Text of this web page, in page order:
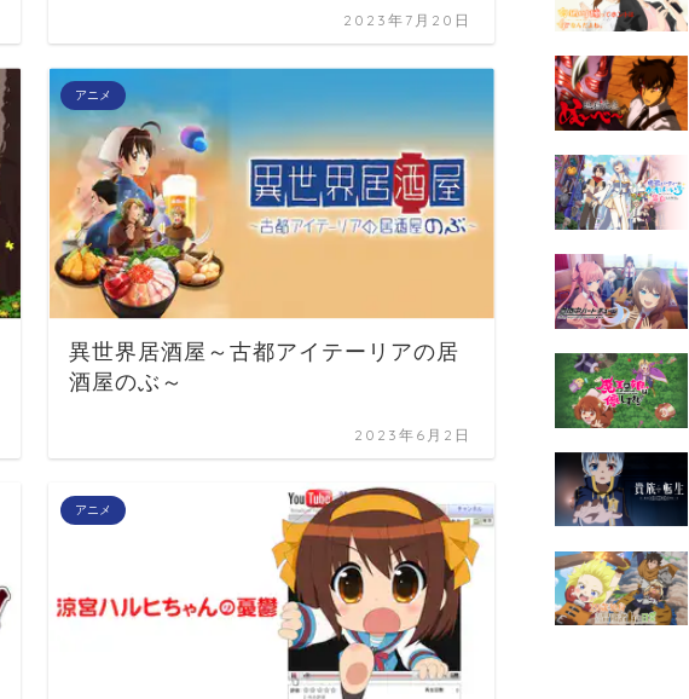
2023年7月20日
アニメ
異世界居酒屋～古都アイテーリアの居
酒屋のぶ～
2023年6月2日
アニメ